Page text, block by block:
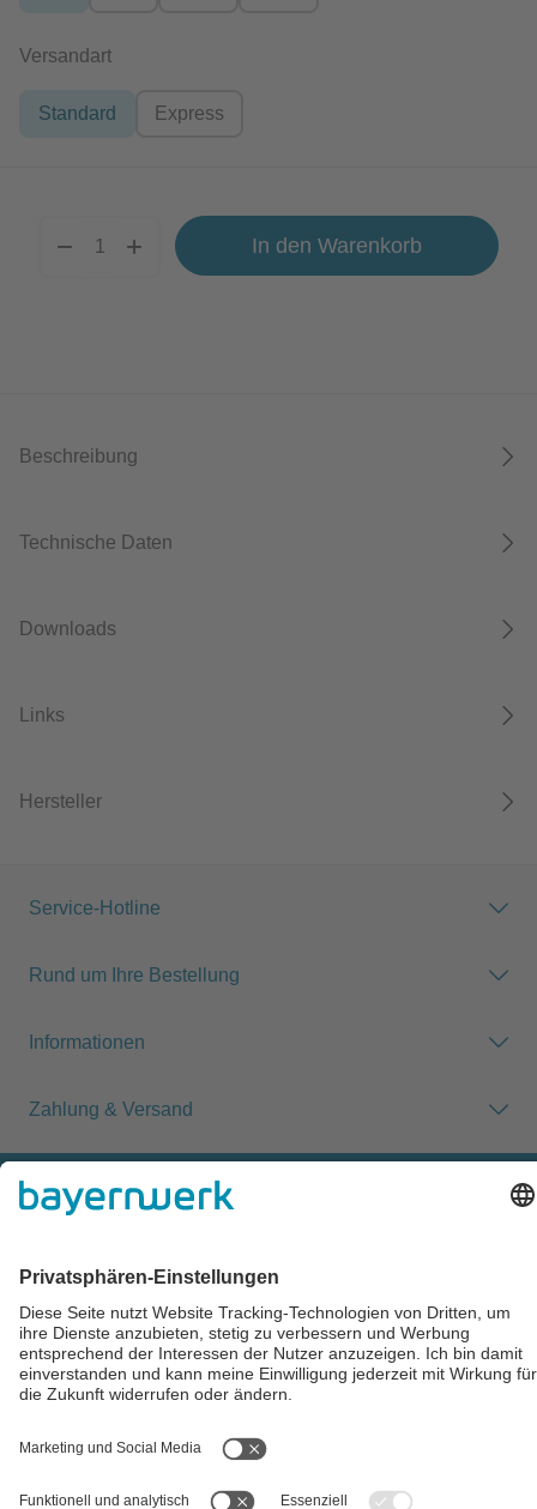
Versandartauswählen
Standard Express
In den Warenkorb
Beschreibung
Technische Daten
Downloads
Links
Hersteller
Service-Hotline
Rund um Ihre Bestellung
Informationen
Zahlung & Versand
Cookie-Einstellungen
Alle Preise inkl. gesetzl. Mehrwertsteuer zzgl.Versandkosten und
ggf. Nachnahmegebühren, wenn nicht anders angegeben.
UStG (Gebrauchtgegenstände/Sonderregelung). Ein gesonderter
Ausweis der Umsatzsteuer für gebrauchte oder
wiederaufbereitete Gegenstände ist nicht zulässig.